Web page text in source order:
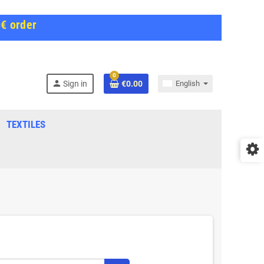
order
person Sign in
0
€0.00 English
TEXTILES